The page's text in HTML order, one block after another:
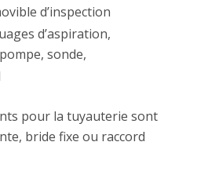
d’inspection
d’aspiration,
sonde,
pour la tuyauterie sont
bride fixe ou raccord